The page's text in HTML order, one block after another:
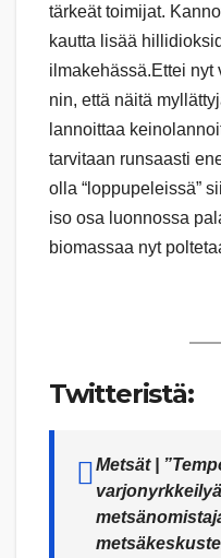
tärkeät toimijat.
kautta lisää
ilmakehässä.Ettei nyt
nin, että näitä
lannoittaa
tarvitaan runsaasti
olla “loppupeleissä”
iso osa luonnossa
biomassaa nyt
Twitteristä:
Metsät |